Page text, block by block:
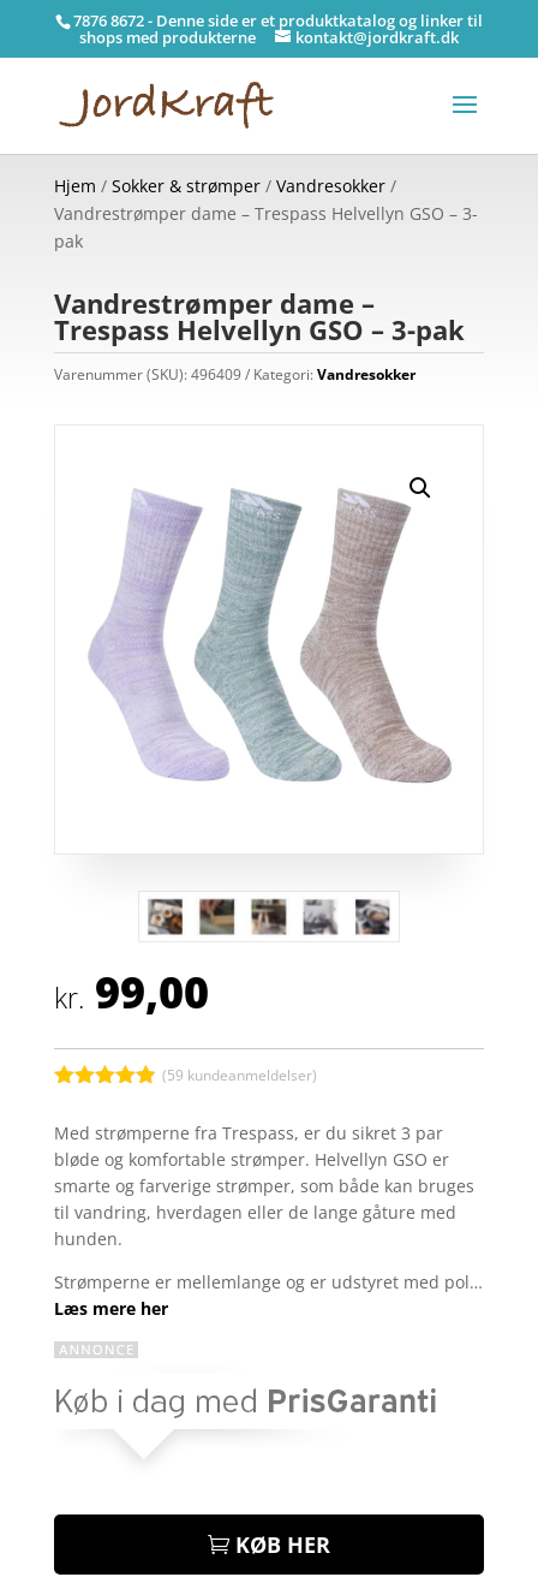
7876 8672 - Denne side er et produktkatalog og linker til
shops med produkterne kontakt@jordkraft.dk
Hjem / Sokker & strømper/ Vandresokker/
Vandrestrømper dame – Trespass Helvellyn GSO – 3-
pak
Vandrestrømper dame –
Trespass Helvellyn GSO – 3-pak
Varenummer (SKU):496409 Kategori:Vandresokker
kr. 99,00
ud af 5
baseret på
kundebedøm
melser
(59 kundeanmeldelser)
Med strømperne fra Trespass, er du sikret 3 par
bløde og komfortable strømper. Helvellyn GSO er
smarte og farverige strømper, som både kan bruges
til vandring, hverdagen eller de lange gåture med
hunden.
Strømperne er mellemlange og er udstyret med pol…
Læs mere her
KØB HER